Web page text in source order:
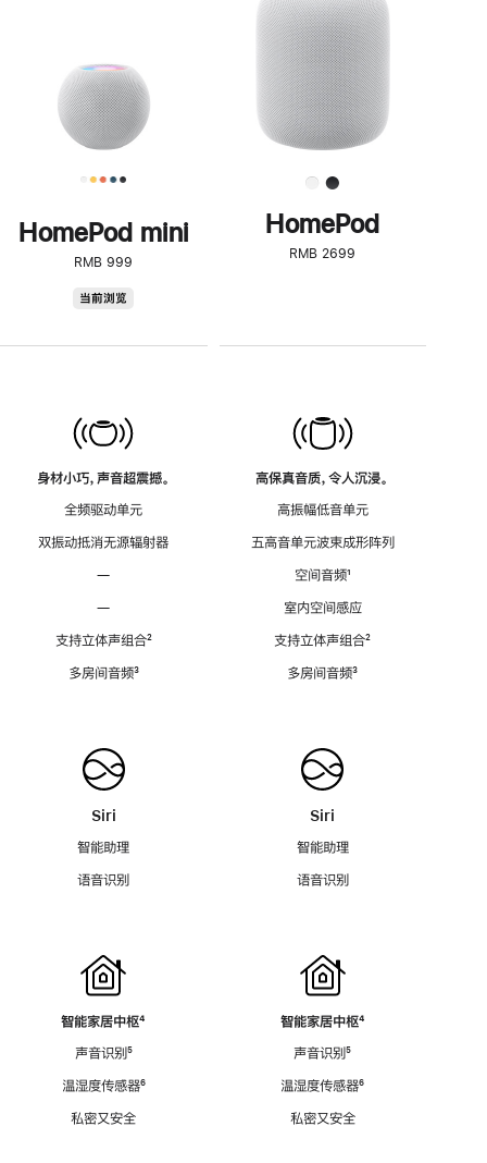
HomePod mini
RMB 999
当前浏览
身材小巧，声音超震撼。
全频驱动单元
双振动抵消无源辐射器
—
—
支持立体声组合脚
²
多房间音频脚
³
Siri
智能助理
语音识别
智能家居中枢脚
⁴
声音识别脚
⁵
温湿度传感器脚
⁶
私密又安全
了
解
HomePod<
HomePod
RMB 2699
高保真音质，令人沉浸。
高振幅低音单元
五高音单元波束成形阵列
空间音频脚
¹
室内空间感应
支持立体声组合脚
²
多房间音频脚
³
Siri
智能助理
语音识别
智能家居中枢脚
⁴
声音识别脚
⁵
温湿度传感器脚
⁶
私密又安全